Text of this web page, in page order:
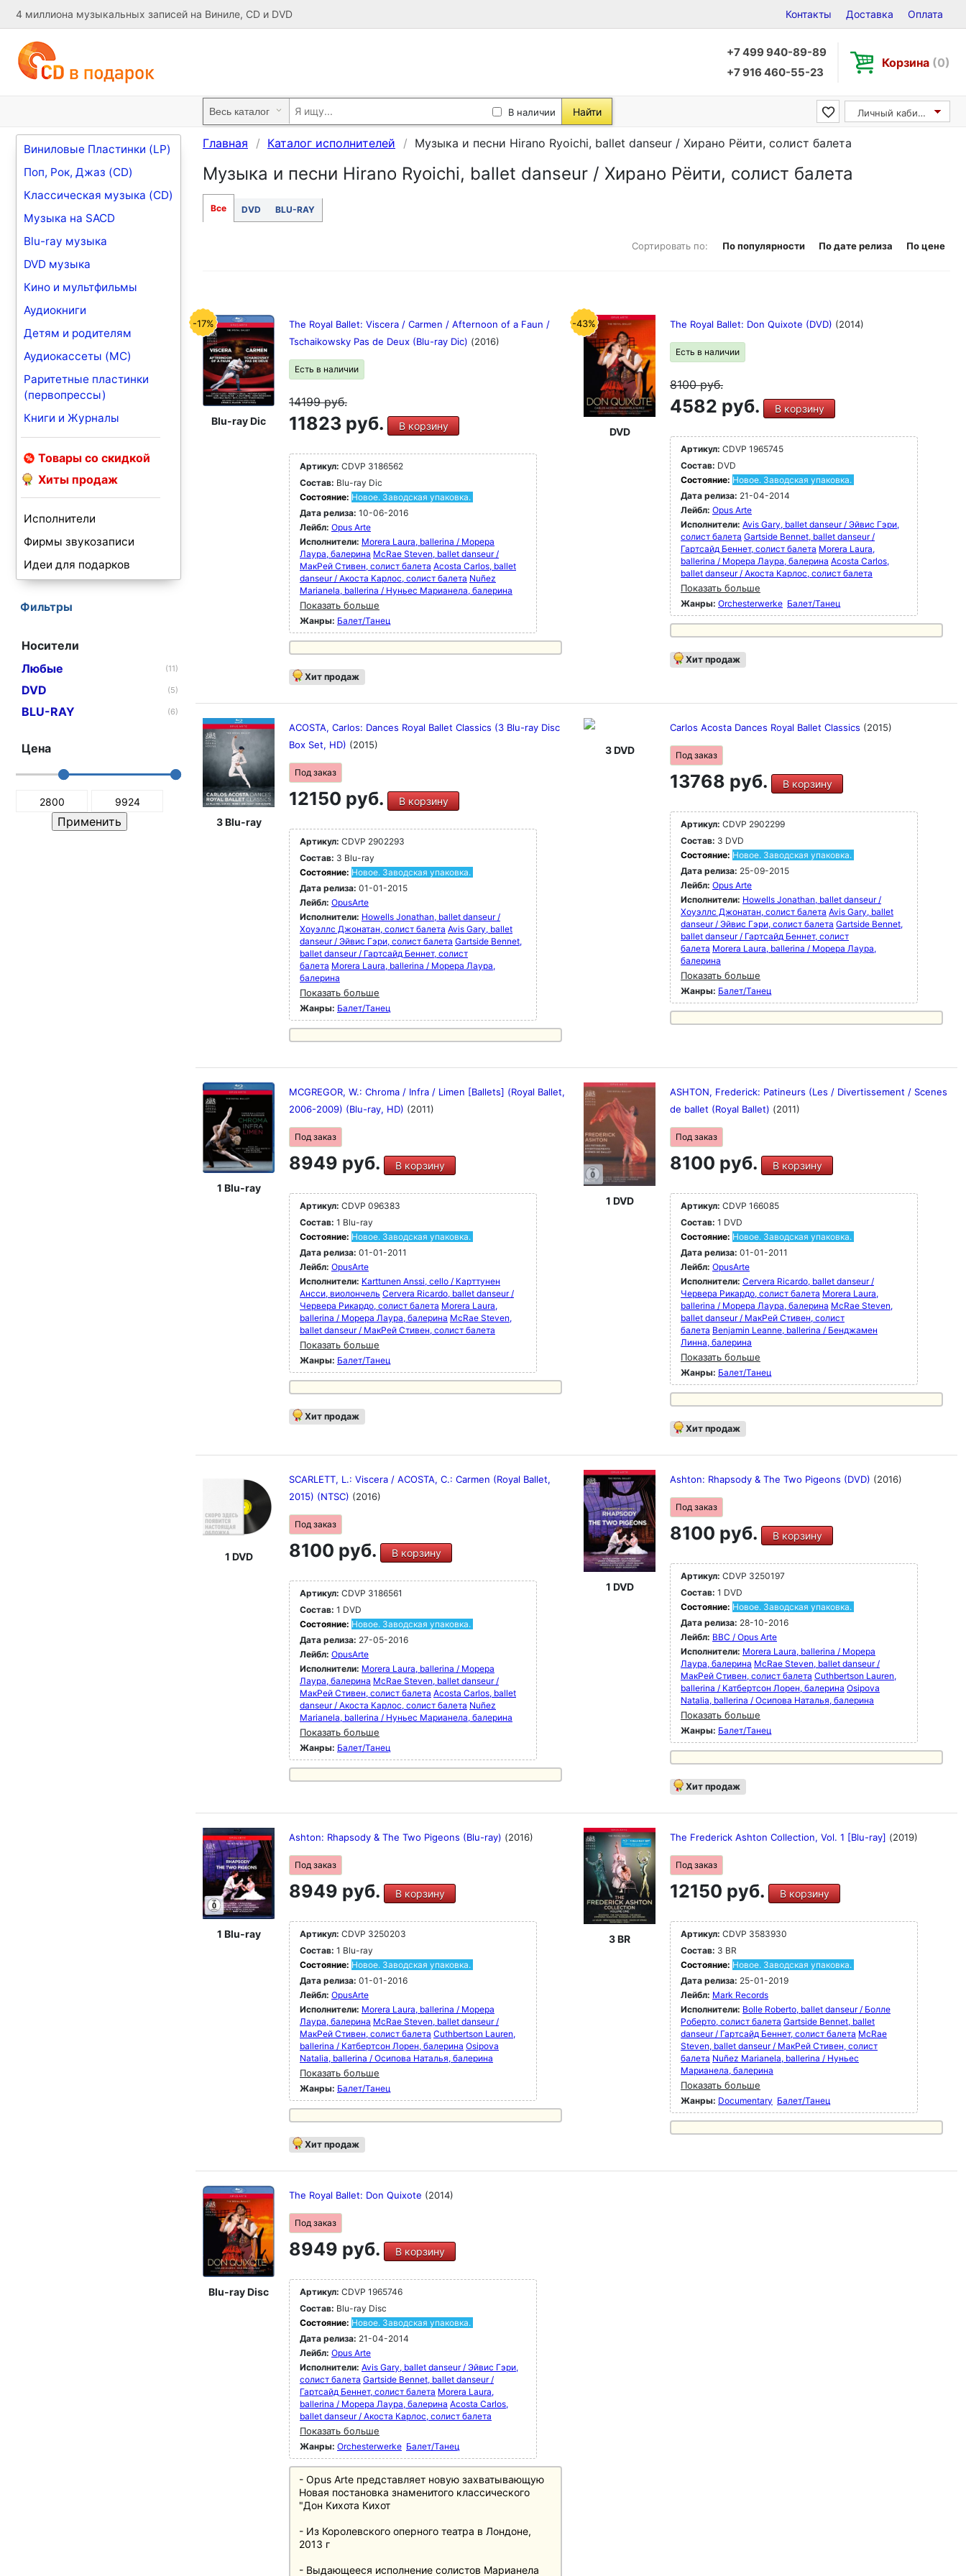
4 миллиона музыкальных записей на Виниле, CD и DVD Контакты Доставка Оплата
+7 499 940-89-89
+7 916 460-55-23
Корзина (0)
В наличии Найти Личный кабинет
Виниловые Пластинки (LP)
Поп, Рок, Джаз (CD)
Классическая музыка (CD)
Музыка на SACD
Blu-ray музыка
DVD музыка
Кино и мультфильмы
Аудиокниги
Детям и родителям
Аудиокассеты (MC)
Раритетные пластинки
(первопрессы)
Книги и Журналы
Товары со скидкой
Хиты продаж
Исполнители
Фирмы звукозаписи
Идеи для подарков
Фильтры
Носители
Любые
(11)
DVD (5)
BLU-RAY (6)
Цена
Главная Каталог исполнителей Музыка и песни Hirano Ryoichi, ballet danseur / Хирано Рёити, солист балета
Музыка и песни Hirano Ryoichi, ballet danseur / Хирано Рёити, солист балета
Все DVD BLU-RAY
Сортировать по: По популярности По дате релиза По цене
-17%
Blu-ray Dic
The Royal Ballet: Viscera / Carmen / Afternoon of a Faun /
Tschaikowsky Pas de Deux (Blu-ray Dic) (2016)
Есть в наличии
14199руб.
11823 руб. В корзину
Артикул: CDVP 3186562
Состав: Blu-ray Dic
Состояние: Новое. Заводская упаковка.
Дата релиза: 10-06-2016
Лейбл: Opus Arte
Исполнители: Morera Laura, ballerina / Морера
Лаура, балерина McRae Steven, ballet danseur /
МакРей Стивен, солист балета Acosta Carlos, ballet
danseur / Акоста Карлос, солист балета Nuñez
Marianela, ballerina / Нуньес Марианела, балерина
Показать больше
Жанры: Балет/Танец
Хит продаж
-43%
DVD
The Royal Ballet: Don Quixote (DVD) (2014)
Есть в наличии
8100руб.
4582 руб. В корзину
Артикул: CDVP 1965745
Состав: DVD
Состояние: Новое. Заводская упаковка.
Дата релиза: 21-04-2014
Лейбл: Opus Arte
Исполнители: Avis Gary, ballet danseur / Эйвис Гэри,
солист балета Gartside Bennet, ballet danseur /
Гартсайд Беннет, солист балета Morera Laura,
ballerina / Морера Лаура, балерина Acosta Carlos,
ballet danseur / Акоста Карлос, солист балета
Показать больше
Жанры: Orchesterwerke Балет/Танец
Хит продаж
3 Blu-ray
ACOSTA, Carlos: Dances Royal Ballet Classics (3 Blu-ray Disc
Box Set, HD) (2015)
Под заказ
12150 руб. В корзину
Артикул: CDVP 2902293
Состав: 3 Blu-ray
Состояние: Новое. Заводская упаковка.
Дата релиза: 01-01-2015
Лейбл: OpusArte
Исполнители: Howells Jonathan, ballet danseur /
Хоуэллс Джонатан, солист балета Avis Gary, ballet
danseur / Эйвис Гэри, солист балета Gartside Bennet,
ballet danseur / Гартсайд Беннет, солист
балета Morera Laura, ballerina / Морера Лаура,
балерина
Показать больше
Жанры: Балет/Танец
3 DVD
Carlos Acosta Dances Royal Ballet Classics (2015)
Под заказ
13768 руб. В корзину
Артикул: CDVP 2902299
Состав: 3 DVD
Состояние: Новое. Заводская упаковка.
Дата релиза: 25-09-2015
Лейбл: Opus Arte
Исполнители: Howells Jonathan, ballet danseur /
Хоуэллс Джонатан, солист балета Avis Gary, ballet
danseur / Эйвис Гэри, солист балета Gartside Bennet,
ballet danseur / Гартсайд Беннет, солист
балета Morera Laura, ballerina / Морера Лаура,
балерина
Показать больше
Жанры: Балет/Танец
1 Blu-ray
MCGREGOR, W.: Chroma / Infra / Limen [Ballets] (Royal Ballet,
2006-2009) (Blu-ray, HD) (2011)
Под заказ
8949 руб. В корзину
Артикул: CDVP 096383
Состав: 1 Blu-ray
Состояние: Новое. Заводская упаковка.
Дата релиза: 01-01-2011
Лейбл: OpusArte
Исполнители: Karttunen Anssi, cello / Карттунен
Ансси, виолончель Cervera Ricardo, ballet danseur /
Червера Рикардо, солист балета Morera Laura,
ballerina / Морера Лаура, балерина McRae Steven,
ballet danseur / МакРей Стивен, солист балета
Показать больше
Жанры: Балет/Танец
Хит продаж
1 DVD
ASHTON, Frederick: Patineurs (Les / Divertissement / Scenes
de ballet (Royal Ballet) (2011)
Под заказ
8100 руб. В корзину
Артикул: CDVP 166085
Состав: 1 DVD
Состояние: Новое. Заводская упаковка.
Дата релиза: 01-01-2011
Лейбл: OpusArte
Исполнители: Cervera Ricardo, ballet danseur /
Червера Рикардо, солист балета Morera Laura,
ballerina / Морера Лаура, балерина McRae Steven,
ballet danseur / МакРей Стивен, солист
балета Benjamin Leanne, ballerina / Бенджамен
Линна, балерина
Показать больше
Жанры: Балет/Танец
Хит продаж
1 DVD
SCARLETT, L.: Viscera / ACOSTA, C.: Carmen (Royal Ballet,
2015) (NTSC) (2016)
Под заказ
8100 руб. В корзину
Артикул: CDVP 3186561
Состав: 1 DVD
Состояние: Новое. Заводская упаковка.
Дата релиза: 27-05-2016
Лейбл: OpusArte
Исполнители: Morera Laura, ballerina / Морера
Лаура, балерина McRae Steven, ballet danseur /
МакРей Стивен, солист балета Acosta Carlos, ballet
danseur / Акоста Карлос, солист балета Nuñez
Marianela, ballerina / Нуньес Марианела, балерина
Показать больше
Жанры: Балет/Танец
1 DVD
Ashton: Rhapsody & The Two Pigeons (DVD) (2016)
Под заказ
8100 руб. В корзину
Артикул: CDVP 3250197
Состав: 1 DVD
Состояние: Новое. Заводская упаковка.
Дата релиза: 28-10-2016
Лейбл: BBC / Opus Arte
Исполнители: Morera Laura, ballerina / Морера
Лаура, балерина McRae Steven, ballet danseur /
МакРей Стивен, солист балета Cuthbertson Lauren,
ballerina / Катбертсон Лорен, балерина Osipova
Natalia, ballerina / Осипова Наталья, балерина
Показать больше
Жанры: Балет/Танец
Хит продаж
1 Blu-ray
Ashton: Rhapsody & The Two Pigeons (Blu-ray) (2016)
Под заказ
8949 руб. В корзину
Артикул: CDVP 3250203
Состав: 1 Blu-ray
Состояние: Новое. Заводская упаковка.
Дата релиза: 01-01-2016
Лейбл: OpusArte
Исполнители: Morera Laura, ballerina / Морера
Лаура, балерина McRae Steven, ballet danseur /
МакРей Стивен, солист балета Cuthbertson Lauren,
ballerina / Катбертсон Лорен, балерина Osipova
Natalia, ballerina / Осипова Наталья, балерина
Показать больше
Жанры: Балет/Танец
Хит продаж
3 BR
The Frederick Ashton Collection, Vol. 1 [Blu-ray] (2019)
Под заказ
12150 руб. В корзину
Артикул: CDVP 3583930
Состав: 3 BR
Состояние: Новое. Заводская упаковка.
Дата релиза: 25-01-2019
Лейбл: Mark Records
Исполнители: Bolle Roberto, ballet danseur / Болле
Роберто, солист балета Gartside Bennet, ballet
danseur / Гартсайд Беннет, солист балета McRae
Steven, ballet danseur / МакРей Стивен, солист
балета Nuñez Marianela, ballerina / Нуньес
Марианела, балерина
Показать больше
Жанры: Documentary Балет/Танец
Blu-ray Disc
The Royal Ballet: Don Quixote (2014)
Под заказ
8949 руб. В корзину
Артикул: CDVP 1965746
Состав: Blu-ray Disc
Состояние: Новое. Заводская упаковка.
Дата релиза: 21-04-2014
Лейбл: Opus Arte
Исполнители: Avis Gary, ballet danseur / Эйвис Гэри,
солист балета Gartside Bennet, ballet danseur /
Гартсайд Беннет, солист балета Morera Laura,
ballerina / Морера Лаура, балерина Acosta Carlos,
ballet danseur / Акоста Карлос, солист балета
Показать больше
Жанры: Orchesterwerke Балет/Танец
- Opus Arte представляет новую захватывающую
Новая постановка знаменитого классического
"Дон Кихота Кихот
- Из Королевского оперного театра в Лондоне,
2013 г
- Выдающееся исполнение солистов Марианела